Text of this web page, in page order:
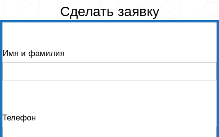
Сделать заявку
Имя и фамилия
Телефон